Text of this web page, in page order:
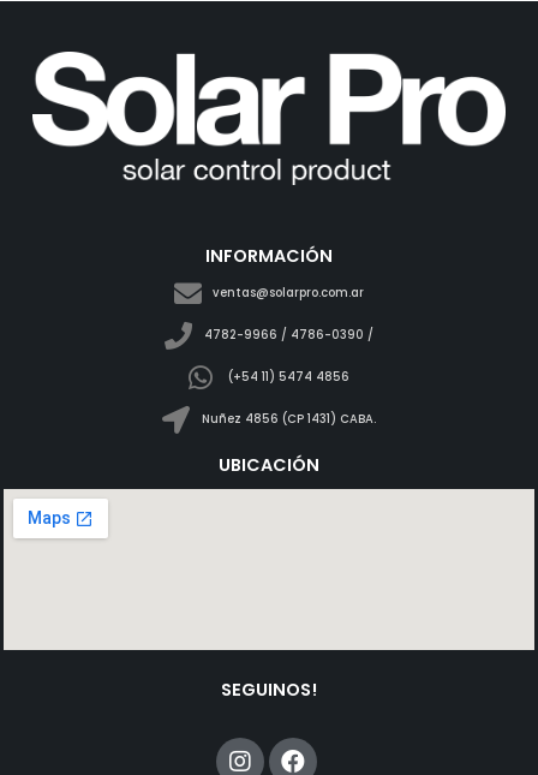
INFORMACIÓN
ventas@solarpro.com.ar
4782-9966 / 4786-0390 /
(+54 11) 5474 4856
Nuñez 4856 (CP 1431) CABA.
UBICACIÓN
SEGUINOS!